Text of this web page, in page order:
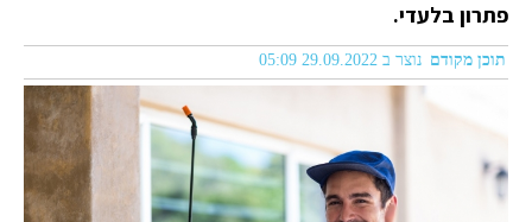
פתרון בלעדי.
תוכן מקודם נוצר ב 29.09.2022 05:09